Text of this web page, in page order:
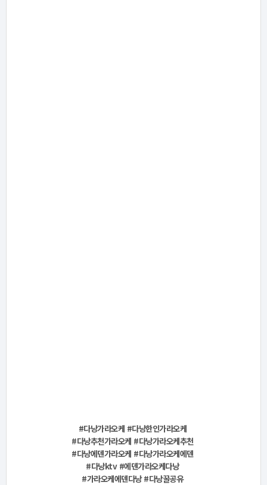
#다낭가라오케 #다낭한인가라오케
#다낭추천가라오케 #다낭가라오케추천
#다낭에덴가라오케 #다낭가라오케에덴
#다낭ktv #에덴가라오케다낭
#가라오케에덴다낭 #다낭꿀공유